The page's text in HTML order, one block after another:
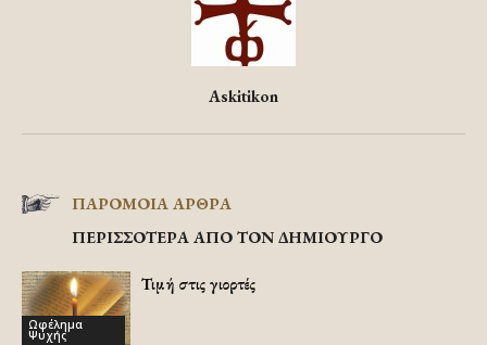
Askitikon
ΠΑΡΟΜΟΙΑ ΑΡΘΡΑ
ΠΕΡΙΣΣΟΤΕΡΑ ΑΠΟ ΤΟΝ ΔΗΜΙΟΥΡΓΟ
Ωφέλημα
Ψυχής
Τιμή στις γιορτές